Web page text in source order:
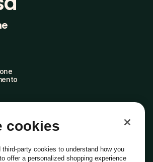
cookies
party cookies to understand how you
offer a personalized shopping experience